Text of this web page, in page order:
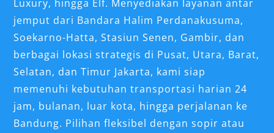
Luxury, hingga Elf. Menyediakan layananantar
jemput dari Bandara Halim Perdanakusuma,
Soekarno-Hatta, Stasiun Senen, Gambir, dan
berbagai lokasi strategis di Pusat, Utara, Barat,
Selatan, dan Timur Jakarta, kami siap
memenuhi kebutuhan transportasi harian 24
jam, bulanan, luar kota, hingga perjalanan ke
Bandung. Pilihan fleksibel dengan sopir atau